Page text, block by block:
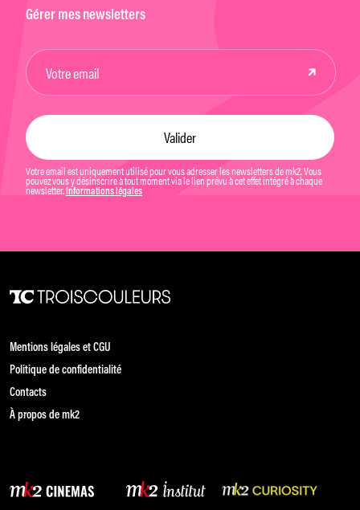
Gérer mes newsletters
Votre email est uniquement utilisé pour vous adresser les newsletters de mk2. Vous
pouvez vous y désinscrire à tout moment via le lien prévu à cet effet intégré à chaque
newsletter. Informations légales
Mentions légales et CGU
Politique de confidentialité
Contacts
À propos de mk2